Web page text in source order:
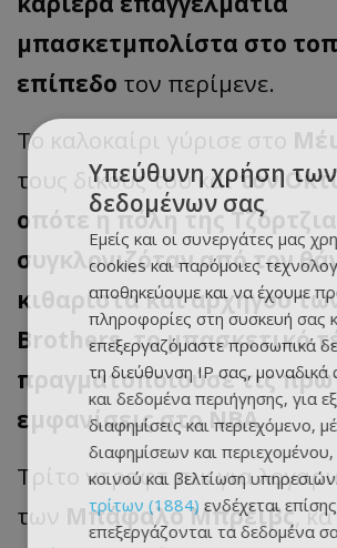
μπασκετμπολίστα στο τοπ
επίπεδο τον περίμενε.
Το καλοκαίρι γύρισε στο
τους δικούς του καιτον
οπότε η πόλη της Τζόρτζια
συγκλονιζόταν από τον
κιθαρίστα και αρχηγού
Brothers, το μπασκετικό
πραγματοποιούσε τις
εμφανίσεις στο ΝΒΑ.
Τρίτο ντραφτ πικ για
των Μπάφαλο Μπρέιβς,
Υπεύθυνη χρήση των
δεδομένων σας
Εμείς και οι συνεργάτες μας
cookies και παρόμοιες
αποθηκεύουμε και να έχουμε
πληροφορίες στη συσκευή σας
επεξεργαζόμαστε προσωπικά
τη διεύθυνση IP σας, μοναδικά
και δεδομένα περιήγησης, για
διαφημίσεις και περιεχόμενο,
διαφημίσεων και
κοινού και βελτίωση
τρίτων (1884) ενδέχεται
επεξεργάζονται τα δεδομένα